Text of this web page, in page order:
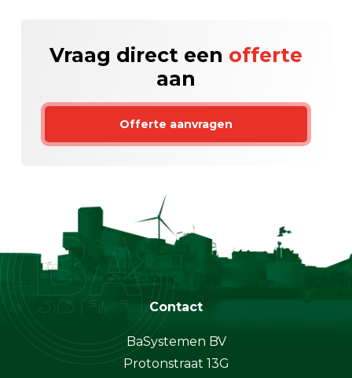
Vraag direct een offerte
aan
Offerte aanvragen
Contact
BaSystemen BV
Protonstraat 13G